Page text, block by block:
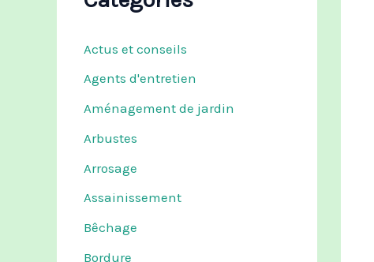
Actus et conseils
Agents d'entretien
Aménagement de jardin
Arbustes
Arrosage
Assainissement
Bêchage
Bordure